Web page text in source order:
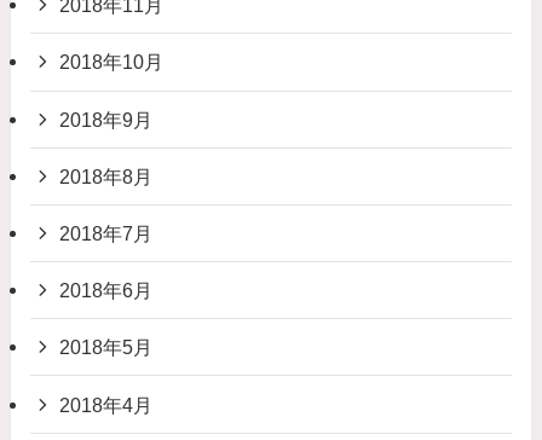
2018年11月
2018年10月
2018年9月
2018年8月
2018年7月
2018年6月
2018年5月
2018年4月